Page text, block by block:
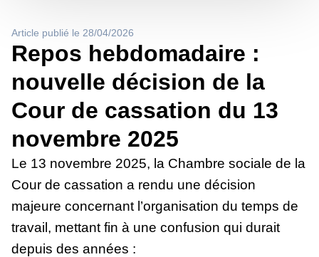
Article publié le 28/04/2026
Repos hebdomadaire :
nouvelle décision de la
Cour de cassation du 13
novembre 2025
Le 13 novembre 2025, la Chambre sociale de la
Cour de cassation a rendu une décision
majeure concernant l’organisation du temps de
travail, mettant fin à une confusion qui durait
depuis des années :